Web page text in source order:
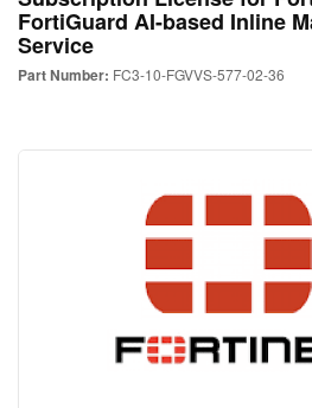
FortiGuard AI-based Inline
Service
Part Number: FC3-10-FGVVS-577-02-36